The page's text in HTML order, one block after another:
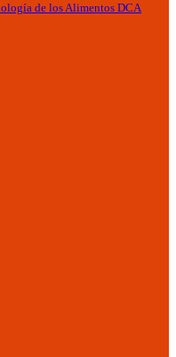
de los Alimentos DCA